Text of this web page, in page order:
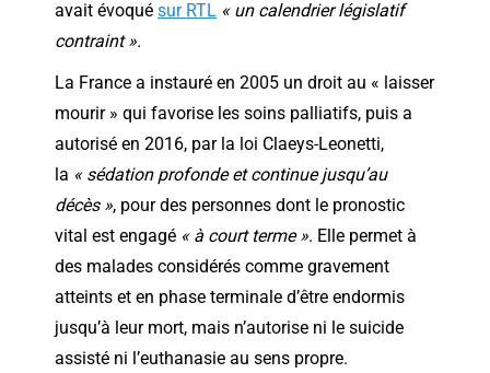
avait évoqué sur RTL « un calendrier législatif
contraint ».
La France a instauré en 2005 un droit au « laisser
mourir » qui favorise les soins palliatifs, puis a
autorisé en 2016, par la loi Claeys-Leonetti,
la « sédation profonde et continue jusqu’au
décès », pour des personnes dont le pronostic
vital est engagé « à court terme ». Elle permet à
des malades considérés comme gravement
atteints et en phase terminale d’être endormis
jusqu’à leur mort, mais n’autorise ni le suicide
assisté ni l’euthanasie au sens propre.